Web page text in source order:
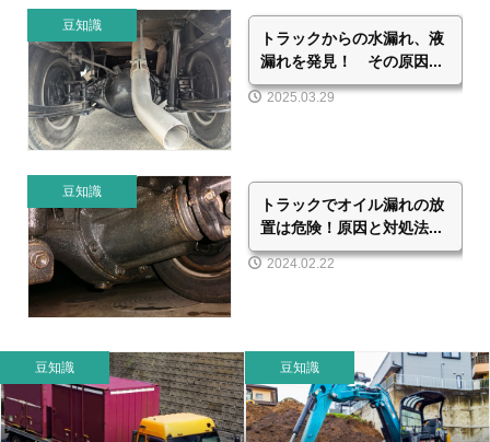
豆知識
トラックからの水漏れ、液
漏れを発見！ その原因...
2025.03.29
豆知識
トラックでオイル漏れの放
置は危険！原因と対処法...
2024.02.22
豆知識 豆知識